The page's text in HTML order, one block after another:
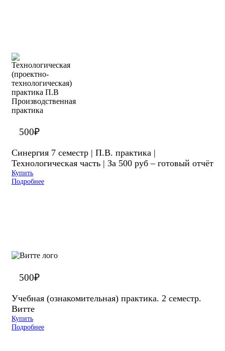
500₽
Синергия 7 семестр | П.В. практика |
Технологическая часть | За 500 руб – готовый отчёт
Купить
Подробнее
500₽
Учебная (ознакомительная) практика. 2 семестр.
Витте
Купить
Подробнее